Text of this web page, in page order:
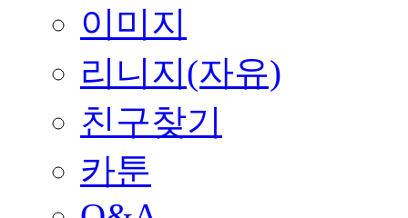
이미지
리니지(자유)
친구찾기
카툰